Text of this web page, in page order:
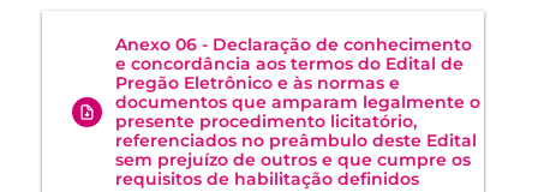
Anexo 06 - Declaração de conhecimento
e concordância aos termos do Edital de
Pregão Eletrônico e às normas e
documentos que amparam legalmente o
presente procedimento licitatório,
referenciados no preâmbulo deste Edital
sem prejuízo de outros e que cumpre os
requisitos de habilitação definidos